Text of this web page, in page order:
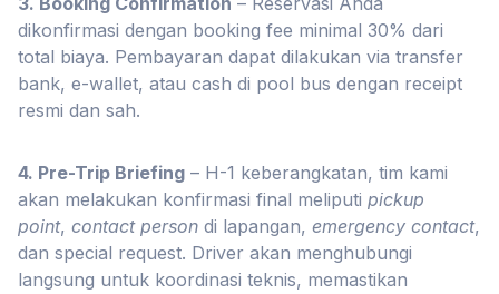
dikonfirmasi dengan booking fee minimal 30% dari
total biaya. Pembayaran dapat dilakukan via transfer
bank, e-wallet, atau cash di pool bus dengan receipt
resmi dan sah.
4. Pre-Trip Briefing – H-1 keberangkatan, tim kami
akan melakukan konfirmasi final meliputi pickup
point, contact person di lapangan, emergency contact,
dan special request. Driver akan menghubungi
langsung untuk koordinasi teknis, memastikan